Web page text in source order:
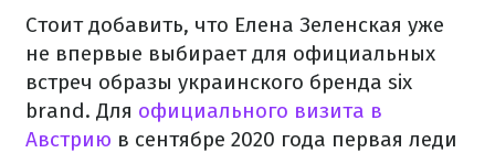
Стоит добавить, что Елена Зеленская уже
не впервые выбирает для официальных
встреч образы украинского бренда six
brand. Для официального визита в
Австрию в сентябре 2020 года первая леди